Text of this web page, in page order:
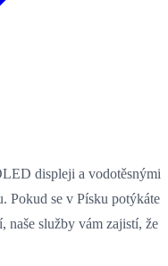
displeji a vodotěsnými
Pokud se v Písku potýkáte
naše služby vám zajistí, že